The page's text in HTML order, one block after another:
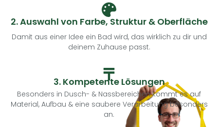
2. Auswahl von Farbe, Struktur & Oberfläche
Damit aus einer Idee ein Bad wird, das wirklich zu dir und
deinem Zuhause passt.
3. Kompetente Lösungen
Besonders in Dusch- & Nassbereichen kommt es auf
Material, Aufbau & eine saubere Verarbeitung besonders
an.